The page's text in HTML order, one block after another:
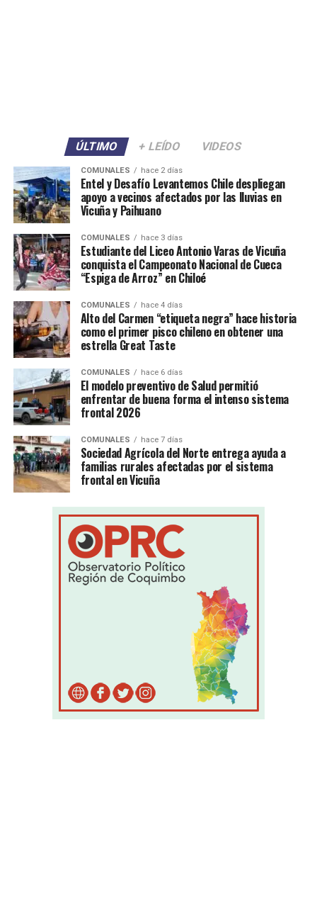
ÚLTIMO + LEÍDO VIDEOS
COMUNALES hace 2 días
Entel y Desafío Levantemos Chile despliegan
apoyo a vecinos afectados por las lluvias en
Vicuña y Paihuano
COMUNALES hace 3 días
Estudiante del Liceo Antonio Varas de Vicuña
conquista el Campeonato Nacional de Cueca
“Espiga de Arroz” en Chiloé
COMUNALES hace 4 días
Alto del Carmen “etiqueta negra” hace historia
como el primer pisco chileno en obtener una
estrella Great Taste
COMUNALES hace 6 días
El modelo preventivo de Salud permitió
enfrentar de buena forma el intenso sistema
frontal 2026
COMUNALES hace 7 días
Sociedad Agrícola del Norte entrega ayuda a
familias rurales afectadas por el sistema
frontal en Vicuña